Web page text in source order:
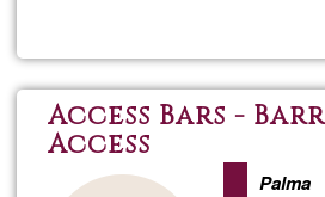
Access Bars -
Access
Palma